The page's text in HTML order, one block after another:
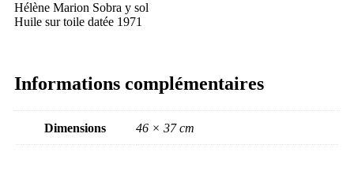
Hélène Marion Sobra y sol
Huile sur toile datée 1971
Informations complémentaires
Dimensions 46 × 37 cm